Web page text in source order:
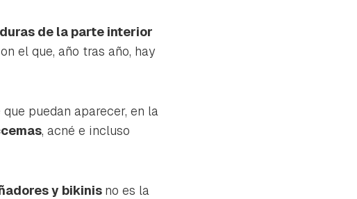
con tu
de la parte interior
el que, año tras año, hay
puedan aparecer, en la
, acné e incluso
y bikinis no es la